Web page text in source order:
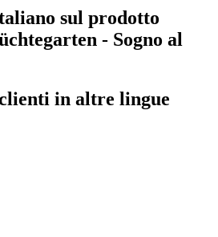
sul prodotto
- Sogno al
in altre lingue